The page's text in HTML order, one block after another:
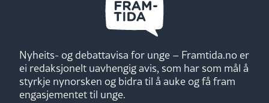
Nyheits- og debattavisa for unge – Framtida.no er
ei redaksjonelt uavhengig avis, som har som mål å
styrkje nynorsken og bidra til å auke og få fram
engasjementet til unge.